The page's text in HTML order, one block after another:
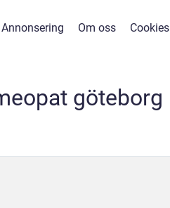
Annonsering Om oss Cookies
göteborg